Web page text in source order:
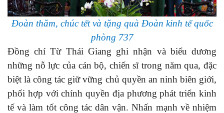
Đoàn thăm, chúc tết và tặng quà Đoàn kinh tế quốc
phòng 737
Đồng chí Từ Thái Giang ghi nhận và biểu dương
những nỗ lực của cán bộ, chiến sĩ trong năm qua, đặc
biệt là công tác giữ vững chủ quyền an ninh biên giới,
phối hợp với chính quyền địa phương phát triển kinh
tế và làm tốt công tác dân vận. Nhấn mạnh về nhiệm